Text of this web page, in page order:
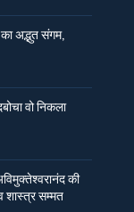
अद्भुत संगम,
वो निकला
की
शास्त्र सम्मत